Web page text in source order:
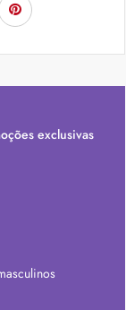
exclusivas